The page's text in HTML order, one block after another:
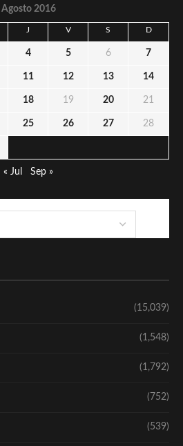
Agosto 2016
J V S D
4 5 6 7
11 12 13 14
18 19 20 21
25 26 27 28
« Jul Sep »
(15,039)
(1,548)
(1,792)
(752)
(539)